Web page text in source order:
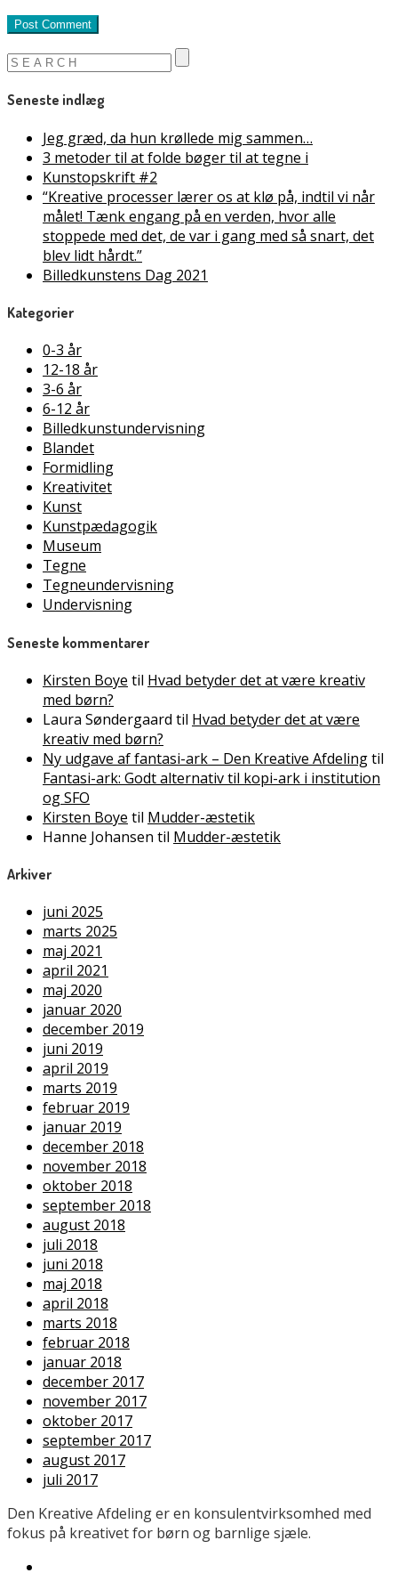
Seneste indlæg
Jeg græd, da hun krøllede mig sammen…
3 metoder til at folde bøger til at tegne i
Kunstopskrift #2
“Kreative processer lærer os at klø på, indtil vi når
målet! Tænk engang på en verden, hvor alle
stoppede med det, de var i gang med så snart, det
blev lidt hårdt.”
Billedkunstens Dag 2021
Kategorier
0-3 år
12-18 år
3-6 år
6-12 år
Billedkunstundervisning
Blandet
Formidling
Kreativitet
Kunst
Kunstpædagogik
Museum
Tegne
Tegneundervisning
Undervisning
Seneste kommentarer
Kirsten Boye til Hvad betyder det at være kreativ
med børn?
Laura Søndergaard til Hvad betyder det at være
kreativ med børn?
Ny udgave af fantasi-ark – Den Kreative Afdelingtil
Fantasi-ark: Godt alternativ til kopi-ark i institution
og SFO
Kirsten Boye til Mudder-æstetik
Hanne Johansen til Mudder-æstetik
Arkiver
juni 2025
marts 2025
maj 2021
april 2021
maj 2020
januar 2020
december 2019
juni 2019
april 2019
marts 2019
februar 2019
januar 2019
december 2018
november 2018
oktober 2018
september 2018
august 2018
juli 2018
juni 2018
maj 2018
april 2018
marts 2018
februar 2018
januar 2018
december 2017
november 2017
oktober 2017
september 2017
august 2017
juli 2017
Den Kreative Afdeling er en konsulentvirksomhed med
fokus på kreativet for børn og barnlige sjæle.